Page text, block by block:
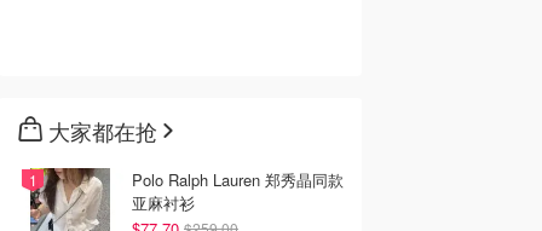
大家都在抢
Polo Ralph Lauren 郑秀晶同款
亚麻衬衫